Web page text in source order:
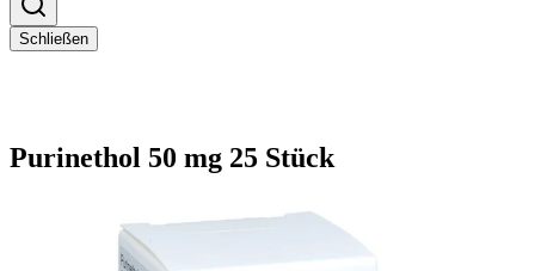
Schließen
Purinethol 50 mg 25 Stück